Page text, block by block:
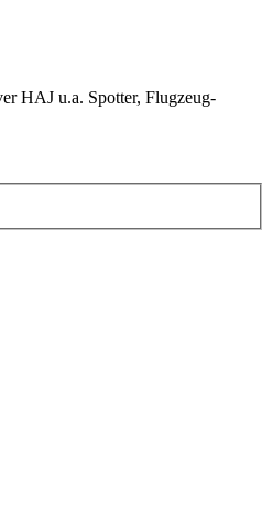
HAJ u.a. Spotter, Flugzeug-